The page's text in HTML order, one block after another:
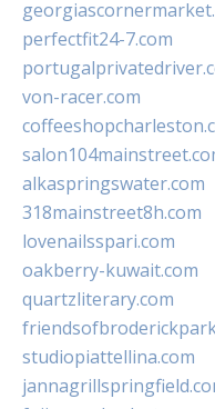
perfectfit24-7.com
von-racer.com
alkaspringswater.com
318mainstreet8h.com
lovenailsspari.com
oakberry-kuwait.com
quartzliterary.com
studiopiattellina.com